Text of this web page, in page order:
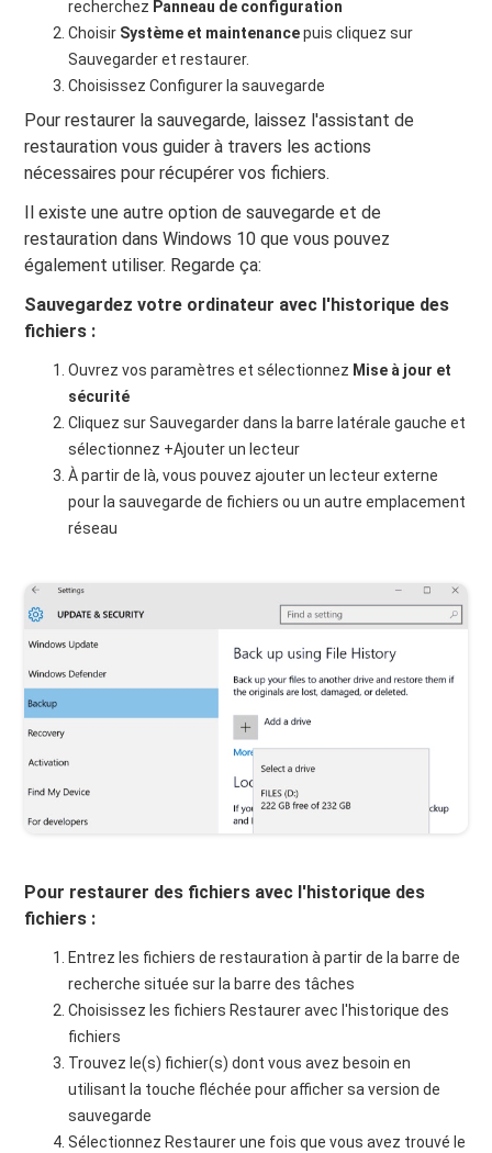
recherchez Panneau de configuration
Choisir Système et maintenancepuis cliquez sur
Sauvegarder et restaurer.
Choisissez Configurer la sauvegarde
Pour restaurer la sauvegarde, laissez l'assistant de
restauration vous guider à travers les actions
nécessaires pour récupérer vos fichiers.
Il existe une autre option de sauvegarde et de
restauration dans Windows 10 que vous pouvez
également utiliser. Regarde ça:
Sauvegardez votre ordinateur avec l'historique des
fichiers :
Ouvrez vos paramètres et sélectionnez Mise à jour et
sécurité
Cliquez sur Sauvegarder dans la barre latérale gauche et
sélectionnez +Ajouter un lecteur
À partir de là, vous pouvez ajouter un lecteur externe
pour la sauvegarde de fichiers ou un autre emplacement
réseau
Pour restaurer des fichiers avec l'historique des
fichiers :
Entrez les fichiers de restauration à partir de la barre de
recherche située sur la barre des tâches
Choisissez les fichiers Restaurer avec l'historique des
fichiers
Trouvez le(s) fichier(s) dont vous avez besoin en
utilisant la touche fléchée pour afficher sa version de
sauvegarde
Sélectionnez Restaurer une fois que vous avez trouvé le